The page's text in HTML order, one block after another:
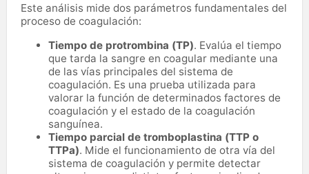
Este análisis mide dos parámetros fundamentales del
proceso de coagulación:
Tiempo de protrombina (TP). Evalúa el tiempo
que tarda la sangre en coagular mediante una
de las vías principales del sistema de
coagulación. Es una prueba utilizada para
valorar la función de determinados factores de
coagulación y el estado de la coagulación
sanguínea.
Tiempo parcial de tromboplastina (TTP o
TTPa). Mide el funcionamiento de otra vía del
sistema de coagulación y permite detectar